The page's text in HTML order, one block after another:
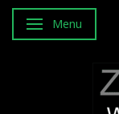
Attiva/disattiva
Menu